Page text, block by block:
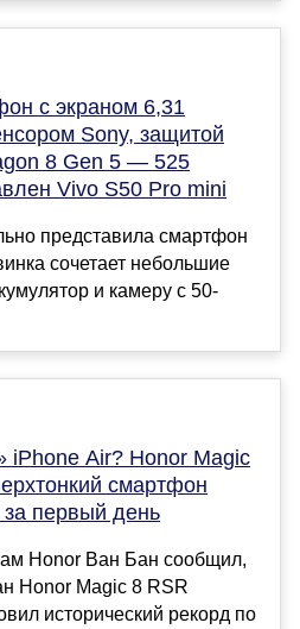
с экраном 6,31
Sony, защитой
8 Gen 5 — 525
Vivo S50 Pro mini
представила смартфон
сочетает небольшие
и камеру с 50-
iPhone Air? Honor Magic
смартфон
первый день
Honor Ван Бан сообщил,
Honor Magic 8 RSR
исторический рекорд по